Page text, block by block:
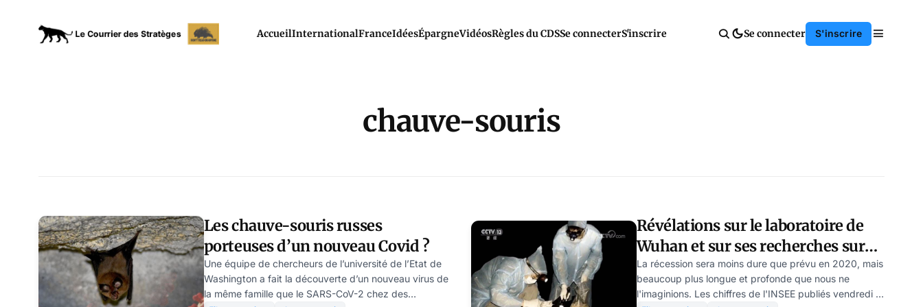
AccueilInternationalFranceIdéesÉpargneVidéosRègles du CDSSe connecterS'inscrire Se connecter S'inscrire
chauve-souris
Les chauve-souris russes
porteuses d’un nouveau Covid ?
Une équipe de chercheurs de l’université de l’Etat de
Washington a fait la découverte d’un nouveau virus de
la même famille que le SARS-CoV-2 chez des
Révélations sur le laboratoire de
Wuhan et sur ses recherches sur
les coronavirus
La récession sera moins dure que prévu en 2020, mais
beaucoup plus longue et profonde que nous ne
l'imaginions. Les chiffres de l'INSEE publiés vendredi le